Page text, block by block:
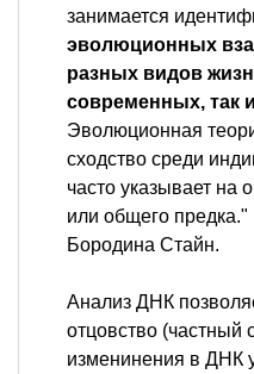
занимается
эволюционных
разных видов
современных, так
Эволюционная
сходство среди
часто указывает на
или общего
Бородина Стайн.
Анализ ДНК
отцовство (частный
изменинения в ДНК